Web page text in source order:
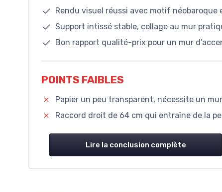
Rendu visuel réussi avec motif
Support intissé stable, collage au mur
Bon rapport qualité-prix pour un mur
POINTS FAIBLES
Papier un peu transparent, nécessite un
Raccord droit de 64 cm qui entraîne de la
Lire la conclusion complète